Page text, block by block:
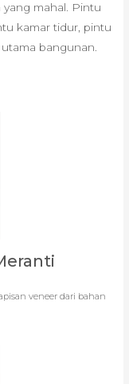
mahal. Pintu
kamar tidur, pintu
bangunan.
veneer dari bahan